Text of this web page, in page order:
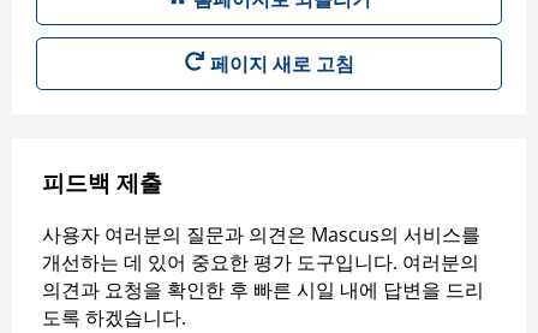
페이지 새로 고침
피드백 제출
사용자 여러분의 질문과 의견은 Mascus의 서비스를
개선하는 데 있어 중요한 평가 도구입니다. 여러분의
의견과 요청을 확인한 후 빠른 시일 내에 답변을 드리
도록 하겠습니다.